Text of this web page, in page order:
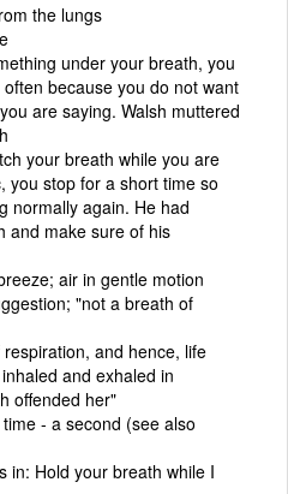
the lungs
under your breath, you
because you do not want
are saying. Walsh muttered
your breath while you are
you stop for a short time so
normally again. He had
and make sure of his
air in gentle motion
"not a breath of
and hence, life
and exhaled in
offended her"
- a second (see also
in: Hold your breath while I